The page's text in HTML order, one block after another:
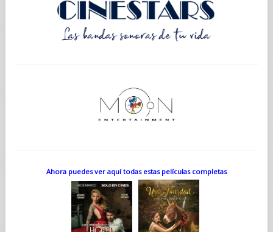
Ahora puedes ver aquí todas estas películas completas